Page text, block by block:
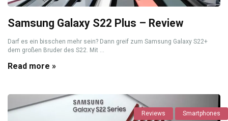
Samsung Galaxy S22 Plus – Review
Darf es ein bisschen mehr sein? Dann greif zum Samsung Galaxy S22+
dem großen Bruder des S22. Mit ...
Read more »
Reviews Smartphones